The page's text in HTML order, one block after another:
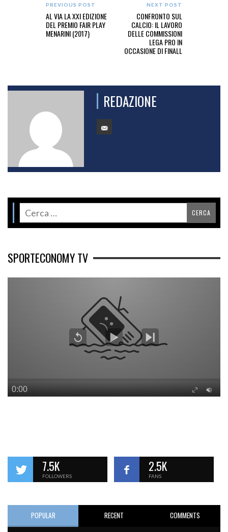
PREVIOUS POST
AL VIA LA XXI EDIZIONE
DEL PREMIO FAIR PLAY
MENARINI (2017)
NEXT POST
CONFRONTO SUL
CALCIO: IL LAVORO
DELLE COMMISSIONI
LEGA PRO IN
OCCASIONE DI FINALL
REDAZIONE
SPORTECONOMY TV
7.5K
FOLLOWERS
2.5K
FANS
POPULAR RECENT COMMENTS